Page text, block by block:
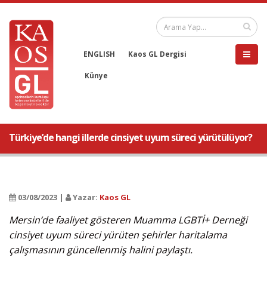
ENGLISH Kaos GL Dergisi
Künye
Türkiye’de hangi illerde cinsiyet uyum süreci yürütülüyor?
03/08/2023 | Yazar: Kaos GL
Mersin’de faaliyet gösteren Muamma LGBTİ+ Derneği
cinsiyet uyum süreci yürüten şehirler haritalama
çalışmasının güncellenmiş halini paylaştı.